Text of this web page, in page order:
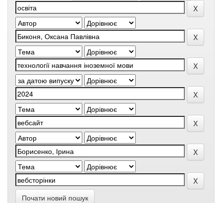
Почати новий пошук